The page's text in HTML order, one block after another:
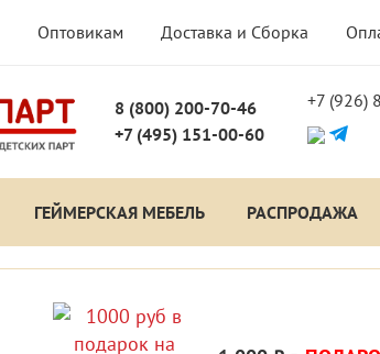
Оптовикам Доставка и Сборка
8 (800) 200-70-46
+7 (495) 151-00-60
+7 (926)
ГЕЙМЕРСКАЯ МЕБЕЛЬ РАСПРОДАЖА